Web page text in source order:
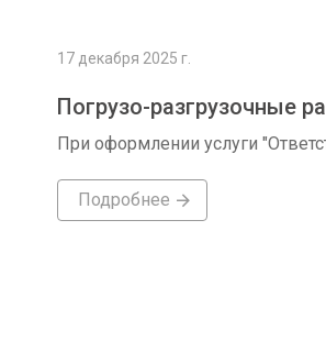
17 декабря 2025 г.
Погрузо-разгрузочные
При оформлении услуги
Подробнее